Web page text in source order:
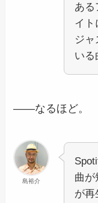
ある
イト
ジ
いる
――なるほど。
島裕介
曲が
が再